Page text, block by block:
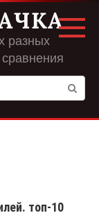
разных
сравнения
топ-10